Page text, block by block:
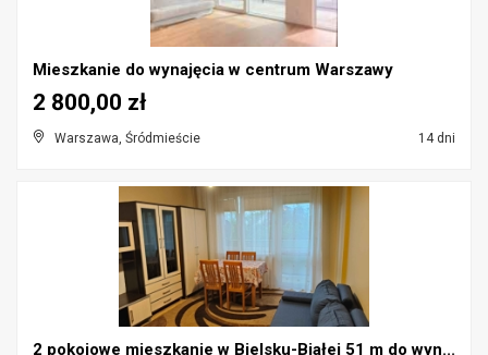
Mieszkanie do wynajęcia w centrum Warszawy
Warszawa, Śródmieście 14 dni
2 800,00 zł
2 pokojowe mieszkanie w Bielsku-Białej 51 m do wyn...